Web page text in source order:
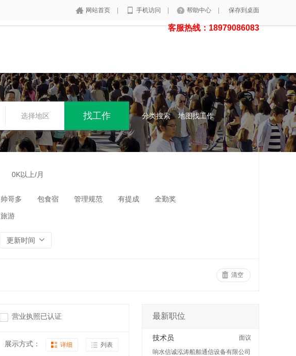
网站首页 手机访问 帮助中心 保存到桌面
客服热线：18979086083
选择地区 分类搜索 地图找工作
0K以上/月
帅哥多 包食宿 管理规范 有提成 全勤奖
旅游
更新时间
清空
营业执照已认证
展示方式： 详细 列表
最新职位
技术员
面议
响水信诚泓涛船舶通信设备有限公司